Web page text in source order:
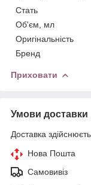
Стать
Об'єм, мл
Оригінальність
Бренд
Приховати
Умови доставки
Доставка
Нова Пошта
Самовивіз